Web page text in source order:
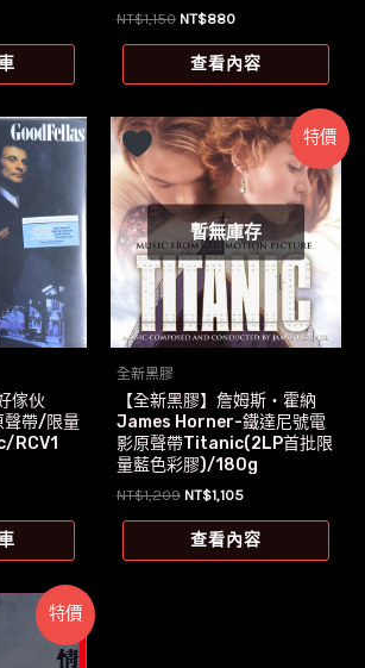
NT$1,150 原
價
格：
NT$880目
價
格：
查看內容
傢伙
帶/限量
RCV1
特價
暫無庫存
全新黑膠
【全新黑膠】詹姆斯‧霍納
James Horner-鐵達尼號電
影原聲帶Titanic(2LP首批限
量藍色彩膠)/180g
NT$1,209 原
價
格：
NT$1,105目
價
格：
查看內容
特價